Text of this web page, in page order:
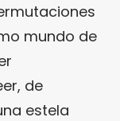
mundo de
de
estela